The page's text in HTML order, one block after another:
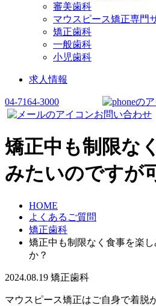
審美歯科
マウスピース矯正専門
矯正歯科
一般歯科
小児歯科
求人情報
04-7164-3000
お問い合わせ
矯正中も制限な
みたいのですが
HOME
よくあるご質問
矯正歯科
矯正中も制限なく食事を楽
か？
2024.08.19 矯正歯科
マウスピース矯正はご自身で着脱